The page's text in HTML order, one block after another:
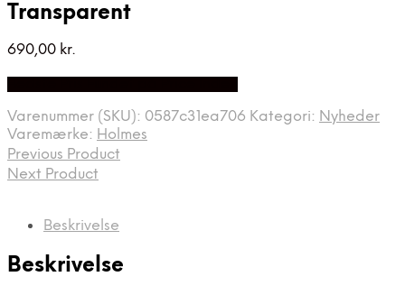
Transparent
690,00 kr.
Varenummer (SKU): 0587c31ea706 Kategori: Nyheder
Varemærke: Holmes
Previous Product
Next Product
Beskrivelse
Beskrivelse